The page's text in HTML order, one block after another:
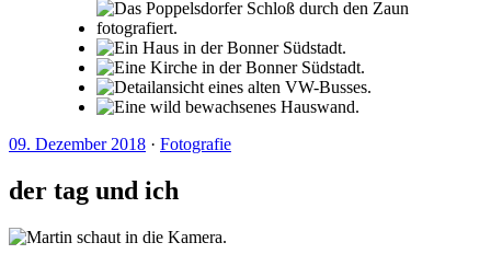
09. Dezember 2018 · Fotografie
der tag und ich